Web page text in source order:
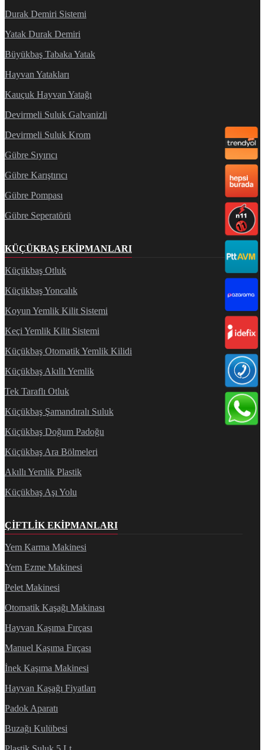
Durak Demiri Sistemi
Yatak Durak Demiri
Büyükbaş Tabaka Yatak
Hayvan Yatakları
Kauçuk Hayvan Yatağı
Devirmeli Suluk Galvanizli
Devirmeli Suluk Krom
Gübre Sıyırıcı
Gübre Karıştırıcı
Gübre Pompası
Gübre Seperatörü
KÜÇÜKBAŞ EKIPMANLARI
Küçükbaş Otluk
Küçükbaş Yoncalık
Koyun Yemlik Kilit Sistemi
Keçi Yemlik Kilit Sistemi
Küçükbaş Otomatik Yemlik Kilidi
Küçükbaş Akıllı Yemlik
Tek Taraflı Otluk
Küçükbaş Şamandıralı Suluk
Küçükbaş Doğum Padoğu
Küçükbaş Ara Bölmeleri
Akıllı Yemlik Plastik
Küçükbaş Aşı Yolu
ÇIFTLIK EKIPMANLARI
Yem Karma Makinesi
Yem Ezme Makinesi
Pelet Makinesi
Otomatik Kaşağı Makinası
Hayvan Kaşıma Fırçası
Manuel Kaşıma Fırçası
İnek Kaşıma Makinesi
Hayvan Kaşağı Fiyatları
Padok Aparatı
Buzağı Kulübesi